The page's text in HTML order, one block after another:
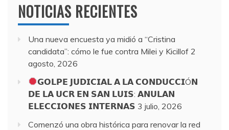
NOTICIAS RECIENTES
Una nueva encuesta ya midió a “Cristina
candidata”: cómo le fue contra Milei y Kicillof 2
agosto, 2026
𝗚𝗢𝗟𝗣𝗘 𝗝𝗨𝗗𝗜𝗖𝗜𝗔𝗟 𝗔 𝗟𝗔 𝗖𝗢𝗡𝗗𝗨𝗖𝗖𝗜Ó𝗡
𝗗𝗘 𝗟𝗔 𝗨𝗖𝗥 𝗘𝗡 𝗦𝗔𝗡 𝗟𝗨𝗜𝗦: 𝗔𝗡𝗨𝗟𝗔𝗡
𝗘𝗟𝗘𝗖𝗖𝗜𝗢𝗡𝗘𝗦 𝗜𝗡𝗧𝗘𝗥𝗡𝗔𝗦 3 julio, 2026
Comenzó una obra histórica para renovar la red